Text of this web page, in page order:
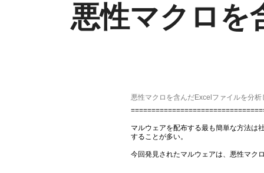
悪性マクロを
悪性マクロを含んだExcelファイルを分
マルウェアを配布する最も簡単な方法は
することが多い。
今回発見されたマルウェアは、悪性マク